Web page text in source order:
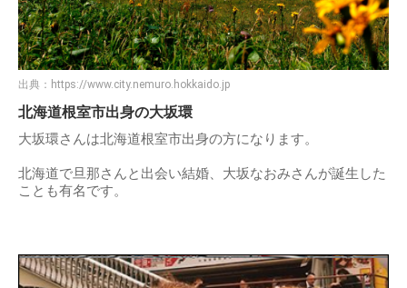
出典： https://www.city.nemuro.hokkaido.jp
北海道根室市出身の大坂環
大坂環さんは北海道根室市出身の方になります。
北海道で旦那さんと出会い結婚、大坂なおみさんが誕生した
ことも有名です。